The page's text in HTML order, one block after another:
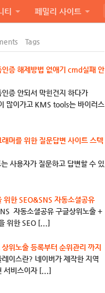
티 페밀리 사이트
Tags
증 해제방법 없애기 cmd실패 안
증 안되서 막힌건지 하다가
많이가고 KMS tools는 바이러스
머를 위한 질문답변 사이트 스텍
사용자가 질문하고 답변할 수 있
위한 SEO&SNS 자동소셜공유
자동소셜공유 구글상위노출 +
위한 SEO [...]
위노출 등록부터 순위관리 까지
이스란? 네이버가 제작한 지역
서비스이자 [...]